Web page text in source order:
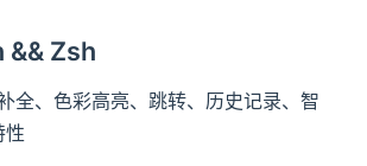
&& Zsh
全、色彩高亮、跳转、历史记录、智
性